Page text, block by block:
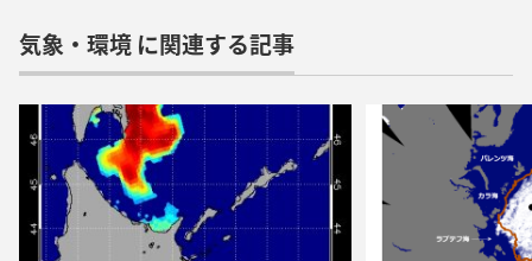
気象・環境 に関連する記事